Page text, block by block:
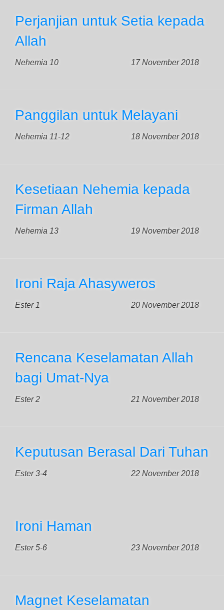
Perjanjian untuk Setia kepada
Allah
Nehemia 10 17 November 2018
Panggilan untuk Melayani
Nehemia 11-12 18 November 2018
Kesetiaan Nehemia kepada
Firman Allah
Nehemia 13 19 November 2018
Ironi Raja Ahasyweros
Ester 1 20 November 2018
Rencana Keselamatan Allah
bagi Umat-Nya
Ester 2 21 November 2018
Keputusan Berasal Dari Tuhan
Ester 3-4 22 November 2018
Ironi Haman
Ester 5-6 23 November 2018
Magnet Keselamatan